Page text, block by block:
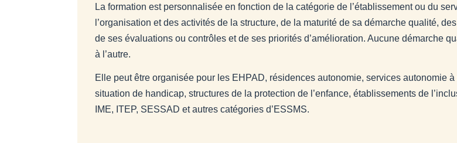
La formation est personnalisée en fonction de la catégorie de l’établissement ou du
l’organisation et des activités de la structure, de la maturité de sa démarche qualité,
de ses évaluations ou contrôles et de ses priorités d’amélioration. Aucune démarche
à l’autre.
Elle peut être organisée pour les EHPAD, résidences autonomie, services autonomie
situation de handicap, structures de la protection de l’enfance, établissements de
IME, ITEP, SESSAD et autres catégories d’ESSMS.